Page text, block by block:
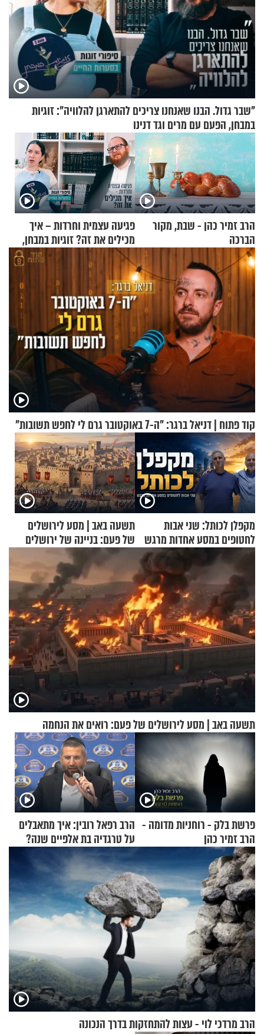
"שבר גדול. הבנו שאנחנו צריכים להתארגן להלוויה": זוגיות
במבחן, הפעם עם מרים וגד דנינו
הרב זמיר כהן - שבת, מקור
הברכה
פגיעה עצמית וחרדות – איך
מכילים את זה? זוגיות במבחן,
הפעם עם יהודית ואלתר כהן
קוד פתוח | דניאל ברגר: "ה-7 באוקטובר גרם לי לחפש תשובות"
מקפלן לכותל: שני אבות
לחטופים במסע אחדות מרגש
תשעה באב | מסע לירושלים
של פעם: בניינה של ירושלים
תשעה באב | מסע לירושלים של פעם: רואים את הנחמה
פרשת בלק - רוחניות מדומה -
הרב זמיר כהן
הרב רפאל רובין: איך מתאבלים
על טרגדיה בת אלפיים שנה?
הרב מרדכי לוי - עצות להתחזקות בדרך הנכונה